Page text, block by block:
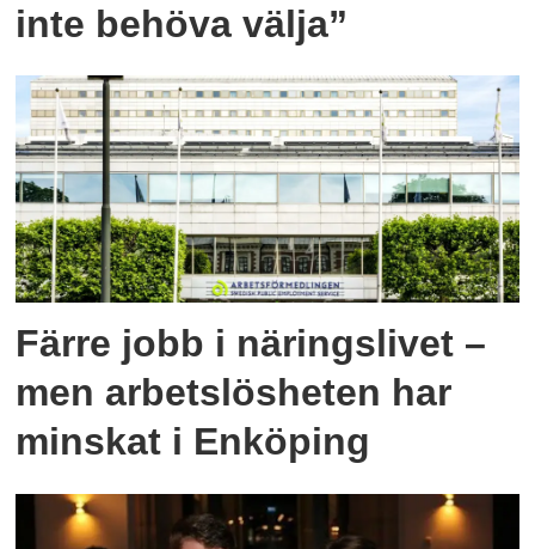
inte behöva välja”
Färre jobb i näringslivet –
men arbetslösheten har
minskat i Enköping